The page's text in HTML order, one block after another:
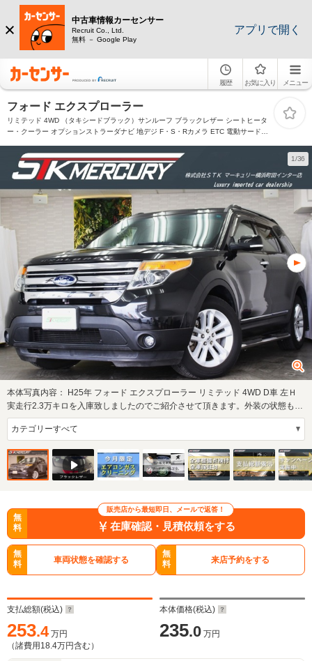
中古車情報カーセンサー
Recruit Co., Ltd.
無料 － Google Play
アプリで開く
履歴 お気に入り メニュー
フォード エクスプローラー
リミテッド 4WD （タキシードブラック）サンルーフ ブラックレザー シートヒータ
ー・クーラー オプションストラーダナビ 地デジ F・S・Rカメラ ETC 電動サードシ
スペアキ付
1/36
本体写真内容：
H25年 フォード エクスプローラー リミテッド 4WD D車 左Ｈ
実走行2.3万キロを入庫致しましたのでご紹介させて頂きます。外装の状態も目
立つ傷やへ…
販売店から最短即日、メールで返答！
無
料
在庫確認・見積依頼をする
無
料
車両状態を確認する
無
料
来店予約をする
支払総額(税込)
253.4万円
（諸費用 18.4万円含む）
本体価格(税込)
235.0 万円